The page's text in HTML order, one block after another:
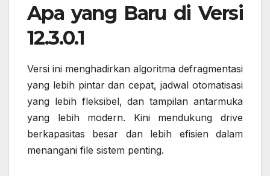
Apa yang Baru di Versi
12.3.0.1
Versi ini menghadirkan algoritma defragmentasi
yang lebih pintar dan cepat, jadwal otomatisasi
yang lebih fleksibel, dan tampilan antarmuka
yang lebih modern. Kini mendukung drive
berkapasitas besar dan lebih efisien dalam
menangani file sistem penting.